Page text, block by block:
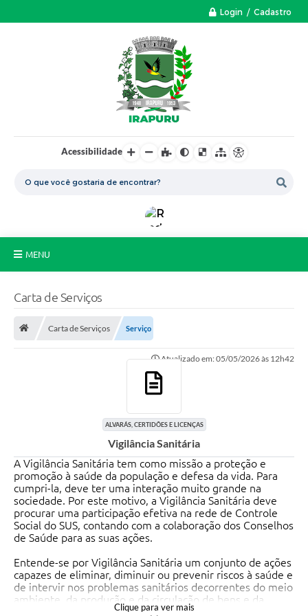
Login / Cadastro
Acessibilidade
MENU
Ouvidoria
Audiências Públicas
Arquivos para Download
Notícias
Carta de Serviços
Carta de Serviços Serviço
Atualizado em: 05/05/2026 às 12h42
ALVARÁS, CERTIDÕES E LICENÇAS
Vigilância Sanitária
A Vigilância Sanitária tem como missão a proteção e
promoção à saúde da população e defesa da vida. Para
cumpri-la, deve ter uma interação muito grande na
sociedade. Por este motivo, a Vigilância Sanitária deve
procurar uma participação efetiva na rede de Controle
Social do SUS, contando com a colaboração dos Conselhos
de Saúde para as suas ações.
Entende-se por Vigilância Sanitária um conjunto de ações
capazes de eliminar, diminuir ou prevenir riscos à saúde e
de intervir nos problemas sanitários decorrentes do meio
ambiente, da produção e da circulação de bens e da
prestação de serviços de interesse da saúde, abrangendo:
Clique para ver mais